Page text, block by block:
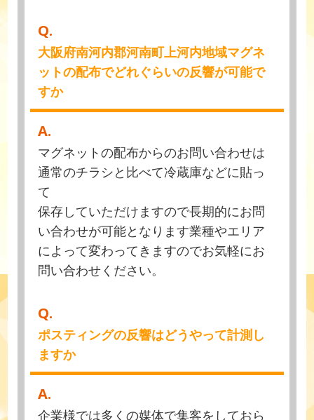
Q.
大阪府南河内郡河南町上河内地域マグネ
ットの配布でどれぐらいの反響が可能で
すか
A.
マグネットの配布からのお問い合わせは
通常のチラシと比べて冷蔵庫などに貼っ
て
保存していただけますので長期的にお問
い合わせが可能となります業種やエリア
によって変わってきますのでお気軽にお
問い合わせください。
Q.
ポスティングの反響はどうやって計測し
ますか
A.
企業様では多くの媒体で集客をしておら